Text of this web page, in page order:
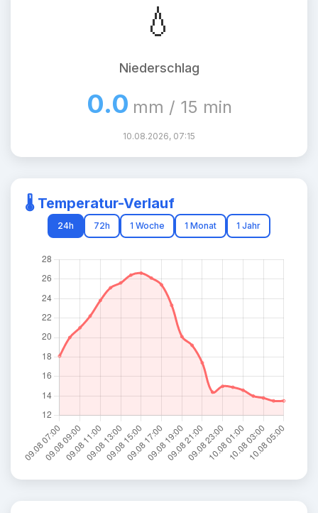
💧
Niederschlag
0.0 mm / 15 min
10.08.2026, 07:15
🌡️ Temperatur-Verlauf
24h 72h 1 Woche 1 Monat 1 Jahr